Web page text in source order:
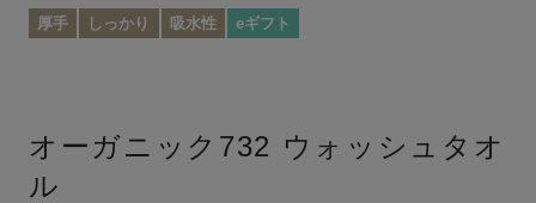
厚手 しっかり 吸水性 eギフト
オーガニック732 ウォッシュタオ
ル